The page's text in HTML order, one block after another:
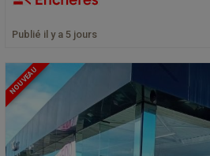
Publié il y a 5 jours
NOUVEAU